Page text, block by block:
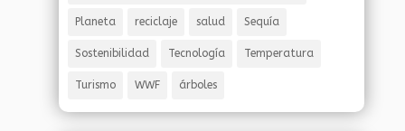
Planeta reciclaje salud Sequía
Sostenibilidad Tecnología Temperatura
Turismo WWF árboles